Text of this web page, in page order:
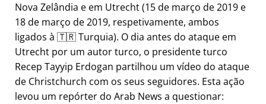
Nova Zelândia e em Utrecht (15 de março de 2019 e
18 de março de 2019, respetivamente, ambos
ligados à 🇹🇷 Turquia). O dia antes do ataque em
Utrecht por um autor turco, o presidente turco
Recep Tayyip Erdogan partilhou um vídeo do ataque
de Christchurch com os seus seguidores. Esta ação
levou um repórter do Arab News a questionar: